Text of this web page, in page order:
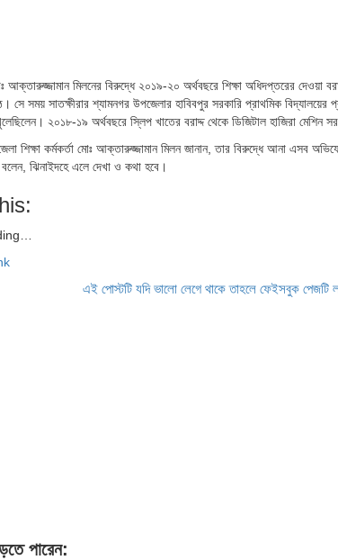
মিলনের বিরুদ্ধে ২০১৯-২০ অর্থবছরে শিক্ষা অধিদপ্তরের দেওয়া
সে সময় সাতক্ষীরার শ্যামনগর উপজেলার হাবিবপুর সরকারি প্রাথমিক বিদ্যালয়ের
২০১৮-১৯ অর্থবছরে স্লিপ খাতের বরাদ্দ থেকে ডিজিটাল হাজিরা মেশিন
শিক্ষা কর্মকর্তা মোঃ আক্তারুজ্জামান মিলন জানান, তার বিরুদ্ধে আনা এসব
ঝিনাইদহে এলে দেখা ও কথা হবে।
এই পোস্টটি যদি ভালো লেগে থাকে তাহলে ফেইসবুক
পারেন: